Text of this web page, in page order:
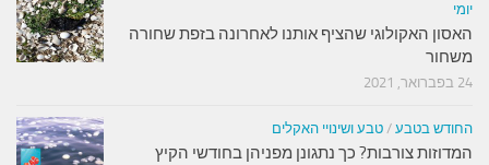
יומי
האסון האקולוגי שהציף אותנו לאחרונה בזפת שחורה
משחור
24 בפברואר, 2021
החודש בטבע / טבע ושינויי האקלים
המדוזות צורבות? כך נתגונן מפניהן בחודשי הקיץ